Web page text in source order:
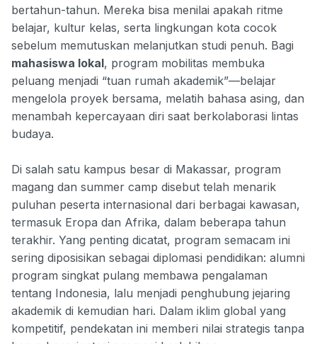
bertahun-tahun. Mereka bisa menilai apakah ritme
belajar, kultur kelas, serta lingkungan kota cocok
sebelum memutuskan melanjutkan studi penuh. Bagi
mahasiswa lokal, program mobilitas membuka
peluang menjadi “tuan rumah akademik”—belajar
mengelola proyek bersama, melatih bahasa asing, dan
menambah kepercayaan diri saat berkolaborasi lintas
budaya.
Di salah satu kampus besar di Makassar, program
magang dan summer camp disebut telah menarik
puluhan peserta internasional dari berbagai kawasan,
termasuk Eropa dan Afrika, dalam beberapa tahun
terakhir. Yang penting dicatat, program semacam ini
sering diposisikan sebagai diplomasi pendidikan: alumni
program singkat pulang membawa pengalaman
tentang Indonesia, lalu menjadi penghubung jejaring
akademik di kemudian hari. Dalam iklim global yang
kompetitif, pendekatan ini memberi nilai strategis tanpa